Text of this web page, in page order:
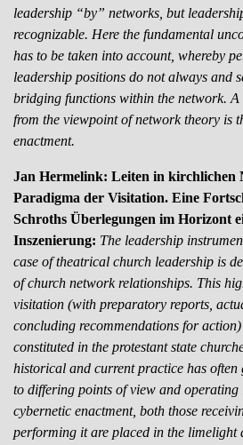
leadership “by” networks, but
recognizable. Here the fundamental
has to be taken into account, whereby
leadership positions do not always and
bridging functions within the network.
from the viewpoint of network theory is
enactment.
Jan Hermelink: Leiten in kirchlichen
Paradigma der Visitation. Eine
Schroths Überlegungen im Horizont
Inszenierung: The leadership
case of theatrical church leadership is
of church network relationships. This
visitation (with preparatory reports,
concluding recommendations for
constituted in the protestant state
historical and current practice has often
to differing points of view and operating
cybernetic enactment, both those
performing it are placed in the limelight